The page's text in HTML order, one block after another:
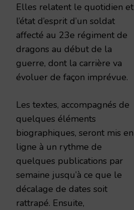
Elles relatent le quotidien et
l’état d’esprit d’un soldat
affecté au 23e régiment de
dragons au début de la
guerre, dont la carrière va
évoluer de façon imprévue.
Les textes, accompagnés de
quelques éléments
biographiques, seront mis en
ligne à un rythme de
quelques publications par
semaine jusqu’à ce que le
décalage de dates soit
rattrapé. Ensuite,